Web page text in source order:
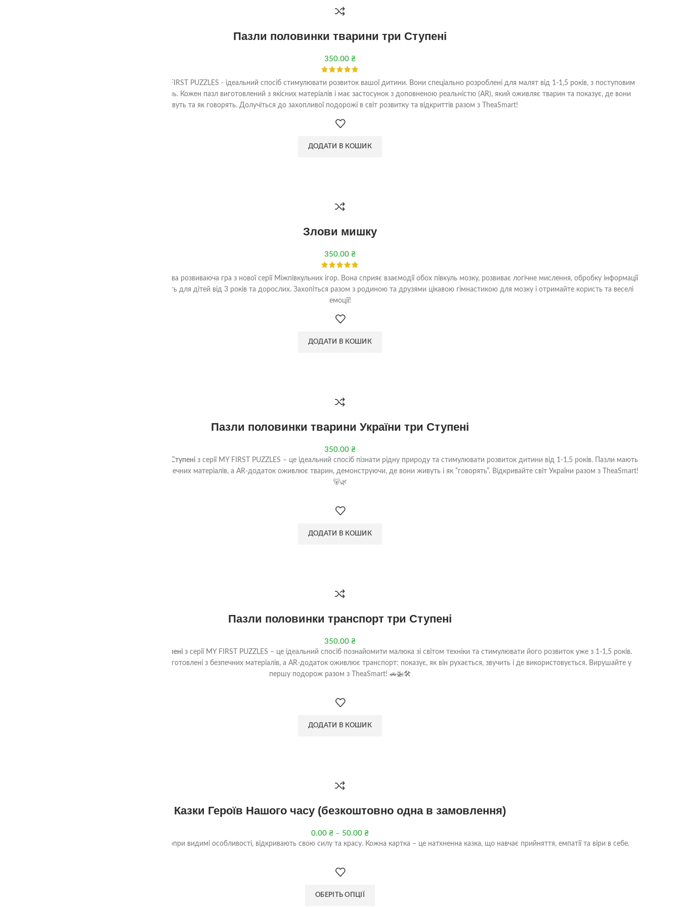
Пазли половинки тварини три Ступені
350.00 ₴
Пазли Тварини три Ступені з серії MY FIRST PUZZLES - ідеальний спосіб стимулювати розвиток вашої дитини. Вони спеціально розроблені для малят від 1-1,5 років, з поступовим
збиранням більш складних зображень. Кожен пазл виготовлений з якісних матеріалів і має застосунок з доповненою реальністю (AR), який оживляє тварин та показує, де вони
живуть та як говорять. Долучіться до захопливої подорожі в світ розвитку та відкриттів разом з TheaSmart!
ДОДАТИ В КОШИК
Злови мишку
350.00 ₴
"Злови мишку" від TheaSmart - захоплива розвиваюча гра з нової серії Міжпівкульних ігор. Вона сприяє взаємодії обох півкуль мозку, розвиває логічне мислення, обробку інформації
та орієнтацію в просторі. Гра підходить для дітей від 3 років та дорослих. Захопіться разом з родиною та друзями цікавою гімнастикою для мозку і отримайте користь та веселі
емоції!
ДОДАТИ В КОШИК
Пазли половинки тварини України три Ступені
350.00 ₴
Пазли Половинки Тварини України. Три Ступені з серії MY FIRST PUZZLES – це ідеальний спосіб пізнати рідну природу та стимулювати розвиток дитини від 1-1,5 років. Пазли мають
три рівні складності, виготовлені з безпечних матеріалів, а AR-додаток оживлює тварин, демонструючи, де вони живуть і як “говорять”. Відкривайте світ України разом з TheaSmart!
🐻🌿
ДОДАТИ В КОШИК
Пазли половинки транспорт три Ступені
350.00 ₴
Пазли Половинки Транспорт. Три Ступеніз серії MY FIRST PUZZLES – це ідеальний спосіб познайомити малюка зі світом техніки та стимулювати його розвиток уже з 1-1,5 років.
Пазли мають три рівні складності, виготовлені з безпечних матеріалів, а AR-додаток оживлює транспорт: показує, як він рухається, звучить і де використовується. Вирушайте у
першу подорож разом з TheaSmart! 🚗🚁🛠️
ДОДАТИ В КОШИК
Казки Героїв Нашого часу (безкоштовно одна в замовлення)
0.00 ₴ – 50.00 ₴
Унікальні історії про тваринок, які, попри видимі особливості, відкривають свою силу та красу. Кожна картка – це натхненна казка, що навчає прийняття, емпатії та віри в себе.
ОБЕРІТЬ ОПЦІЇ